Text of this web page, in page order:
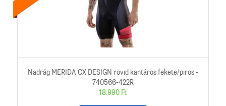
Nadrág MERIDA CX DESIGN rövid kantáros fekete/piros -
740566-422R
18.990 Ft